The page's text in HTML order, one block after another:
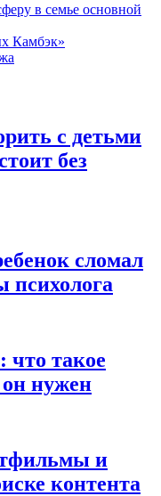
в семье основной
Камбэк»
с детьми
без
сломал
психолога
что такое
он нужен
и
контента